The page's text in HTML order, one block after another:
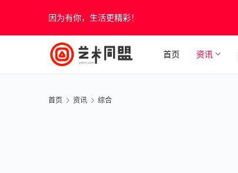
因为有你，生活更精彩！
首页 资讯
首页 资讯 综合